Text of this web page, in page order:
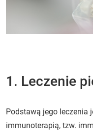
1. Leczenie
Podstawą jego leczenia
immunoterapią, tzw.